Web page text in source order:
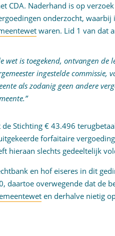
CDA. Naderhand is op
onderzocht, waarbij
waren. Lid 1 van dat
wet is toegekend, ontvangen de
ingestelde commissie,
als zodanig geen andere
Stichting € 43.496
forfaitaire
hieraan slechts gedeeltelijk
en hof eiseres in dit
daartoe overwegende dat de
en derhalve nietig